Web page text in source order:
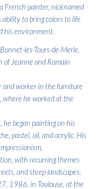
French painter, nicknamed
to bring colors to life
his environment.
les-Tours-de-Merle,
of Jeanne and Romain
and worker in the furniture
where he worked at the
he began painting on his
pastel, oil, and acrylic. His
with recurring themes
and steep landscapes.
1986, in Toulouse, at the